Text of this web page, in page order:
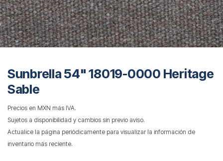
Sunbrella 54" 18019-0000 Heritage
Sable
Precios en MXN más IVA.
Sujetos a disponibilidad y cambios sin previo aviso.
Actualice la página periódicamente para visualizar la información de
inventario más reciente.